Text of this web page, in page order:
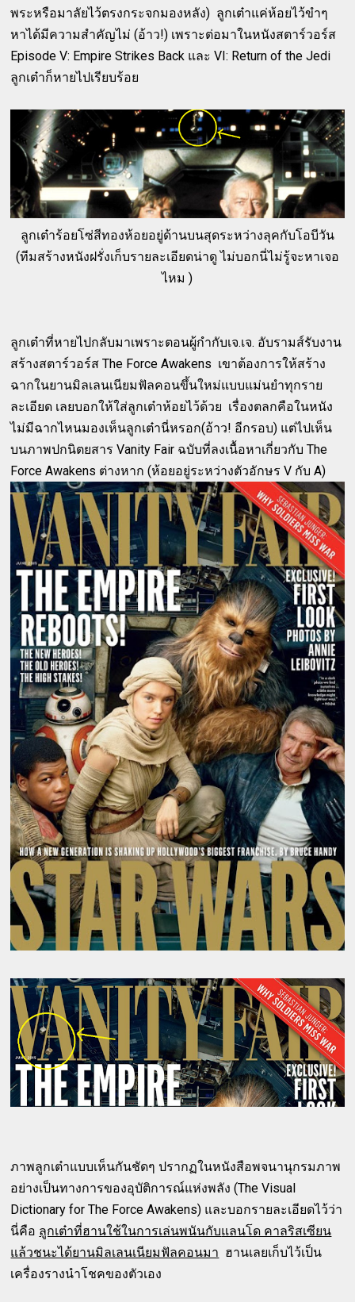
พระหรือมาลัยไว้ตรงกระจกมองหลัง) ลูกเต๋าแค่ห้อยไว้ขำๆ
หาได้มีความสำคัญไม่ (อ้าว!) เพราะต่อมาในหนังสตาร์วอร์ส
Episode V: Empire Strikes Back และ VI: Return of the Jedi
ลูกเต๋าก็หายไปเรียบร้อย
ลูกเต๋าร้อยโซ่สีทองห้อยอยู่ด้านบนสุดระหว่างลุคกับโอบีวัน
(ทีมสร้างหนังฝรั่งเก็บรายละเอียดน่าดู ไม่บอกนี่ไม่รู้จะหาเจอ
ไหม )
ลูกเต๋าที่หายไปกลับมาเพราะตอนผู้กำกับเจ.เจ. อับรามส์รับงาน
สร้างสตาร์วอร์ส The Force Awakens เขาต้องการให้สร้าง
ฉากในยานมิลเลนเนียมฟัลคอนขึ้นใหม่แบบแม่นยำทุกราย
ละเอียด เลยบอกให้ใส่ลูกเต๋าห้อยไว้ด้วย เรื่องตลกคือในหนัง
ไม่มีฉากไหนมองเห็นลูกเต๋านี่หรอก(อ้าว! อีกรอบ) แต่ไปเห็น
บนภาพปกนิตยสาร Vanity Fair ฉบับที่ลงเนื้อหาเกี่ยวกับ The
Force Awakens ต่างหาก (ห้อยอยู่ระหว่างตัวอักษร V กับ A)
ภาพลูกเต๋าแบบเห็นกันชัดๆ ปรากฏในหนังสือพจนานุกรมภาพ
อย่างเป็นทางการของอุบัติการณ์แห่งพลัง (The Visual
Dictionary for The Force Awakens) และบอกรายละเอียดไว้ว่า
นี่คือ ลูกเต๋าที่ฮานใช้ในการเล่นพนันกับแลนโด คาลริสเซียน
แล้วชนะได้ยานมิลเลนเนียมฟัลคอนมา ฮานเลยเก็บไว้เป็น
เครื่องรางนำโชคของตัวเอง